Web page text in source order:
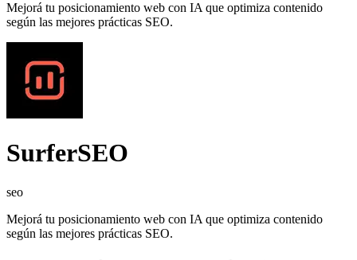
Mejorá tu posicionamiento web con IA que optimiza contenido
según las mejores prácticas SEO.
SurferSEO
seo
Mejorá tu posicionamiento web con IA que optimiza contenido
según las mejores prácticas SEO.